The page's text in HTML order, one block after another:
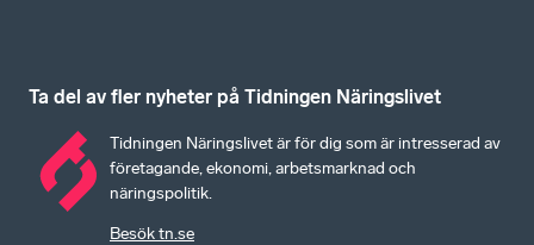
Ta del av fler nyheter på Tidningen Näringslivet
Tidningen Näringslivet är för dig som är intresserad av
företagande, ekonomi, arbetsmarknad och
näringspolitik.
Besök tn.se